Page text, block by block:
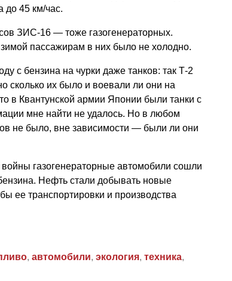
до 45 км/час.
ЗИС-16 — тоже газогенераторных.
пассажирам в них было не холодно.
с бензина на чурки даже танков: так Т-2
сколько их было и воевали ли они на
в Квантунской армии Японии были танки с
мне найти не удалось. Но в любом
не было, вне зависимости — были ли они
газогенераторные автомобили сошли
Нефть стали добывать новые
ее транспортировки и производства
, автомобили, экология, техника,